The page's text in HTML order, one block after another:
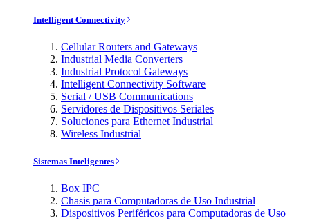
Intelligent Connectivity
Cellular Routers and Gateways
Industrial Media Converters
Industrial Protocol Gateways
Intelligent Connectivity Software
Serial / USB Communications
Servidores de Dispositivos Seriales
Soluciones para Ethernet Industrial
Wireless Industrial
Sistemas Inteligentes
Box IPC
Chasis para Computadoras de Uso Industrial
Dispositivos Periféricos para Computadoras de Uso